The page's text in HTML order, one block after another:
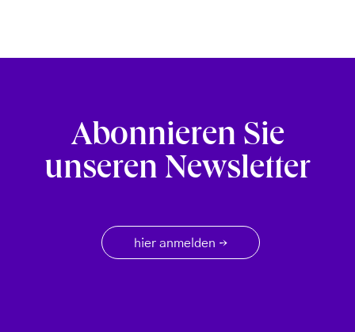
Abonnieren Sie
unseren Newsletter
hier anmelden →